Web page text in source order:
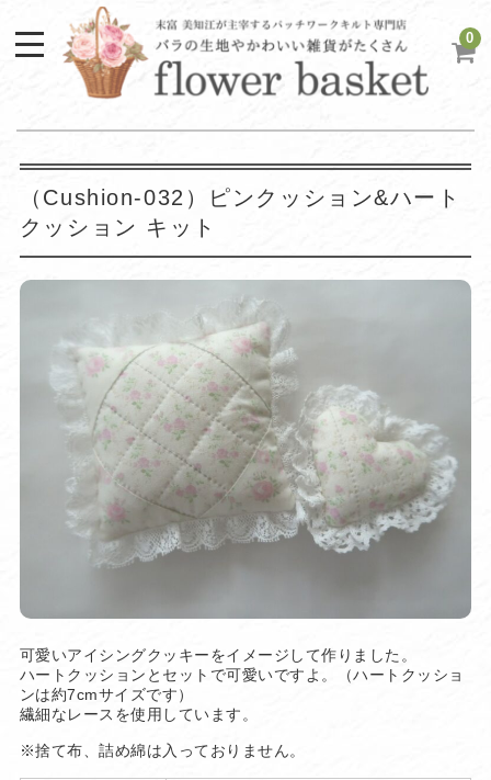
0
（Cushion-032）ピンクッション&ハート
クッション キット
可愛いアイシングクッキーをイメージして作りました。
ハートクッションとセットで可愛いですよ。（ハートクッショ
ンは約7cmサイズです）
繊細なレースを使用しています。
※捨て布、詰め綿は入っておりません。